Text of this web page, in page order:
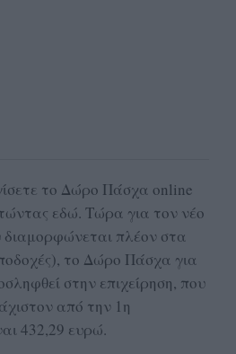
το Δώρο Πάσχα online
εδώ. Τώρα για τον νέο
πλέον στα
το Δώρο Πάσχα για
στην επιχείρηση, που
από την 1η
432,29 ευρώ.